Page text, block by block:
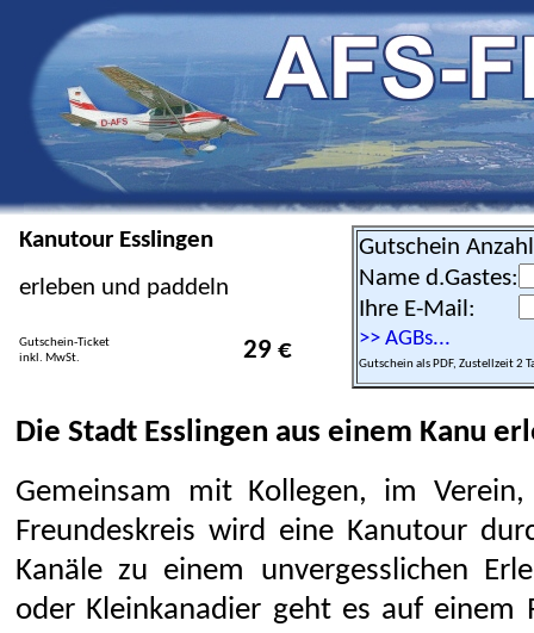
Kanutour Esslingen
erleben und paddeln
Gutschein-Ticket
inkl. MwSt.
29 €
Gutschein
Name d.Gastes:
Ihre E-Mail:
>> AGBs...
Gutschein als PDF, Zustellzeit 2
Die Stadt Esslingen aus einem Kanu
Gemeinsam mit Kollegen, im
Freundeskreis wird eine Kanutour
Kanäle zu einem unvergesslichen
oder Kleinkanadier geht es auf einem